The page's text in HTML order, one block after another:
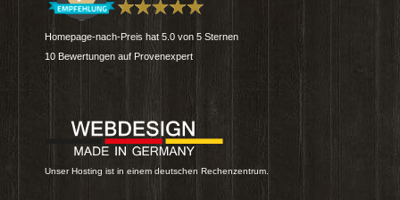
Homepage-nach-Preis hat 5.0 von 5 Sternen
10 Bewertungen auf Provenexpert
Unser Hosting ist in einem deutschen Rechenzentrum.